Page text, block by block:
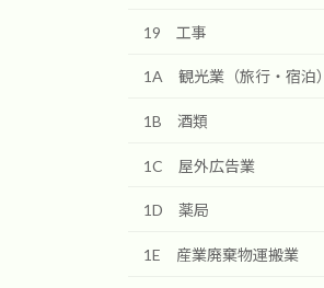
19 工事
1A 観光業（旅行・宿泊）
1B 酒類
1C 屋外広告業
1D 薬局
1E 産業廃棄物運搬業